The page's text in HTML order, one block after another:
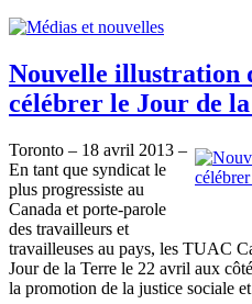
Nouvelle illustration
célébrer le Jour de
Toronto – 18 avril 2013 –
En tant que syndicat le
plus progressiste au
Canada et porte-parole
des travailleurs et
travailleuses au pays, les TUAC
Jour de la Terre le 22 avril aux
la promotion de la justice sociale